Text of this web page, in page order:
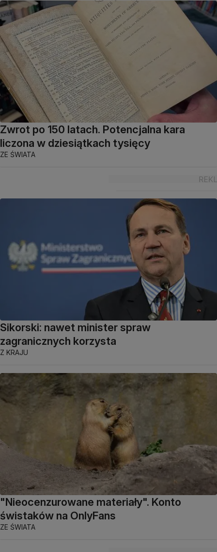
Zwrot po 150 latach. Potencjalna kara
liczona w dziesiątkach tysięcy
ZE ŚWIATA
Sikorski: nawet minister spraw
zagranicznych korzysta
Z KRAJU
"Nieocenzurowane materiały". Konto
świstaków na OnlyFans
ZE ŚWIATA